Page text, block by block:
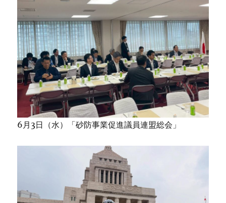
6月3日（水）「砂防事業促進議員連盟総会」